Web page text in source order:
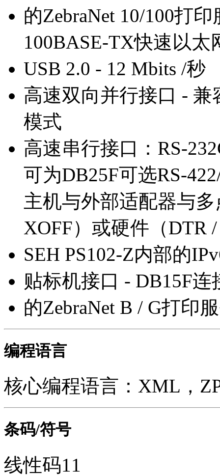
的ZebraNet 10/100打
100BASE-TX快速以太
USB 2.0 - 12 Mbits /秒
高速双向并行接口 - 兼
模式
高速串行接口：RS-
可为DB25F可选RS-
主机与外部适配器与
XOFF）或硬件（DTR
SEH PS102-Z内部的
贴标机接口 - DB15F连
的ZebraNet B / G打印
编程语言
核心编程语言：XML，
条码/符号
线性码11